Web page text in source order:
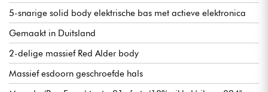
5-snarige solid body elektrische bas met actieve elektronica
Gemaakt in Duitsland
2-delige massief Red Alder body
Massief esdoorn geschroefde hals